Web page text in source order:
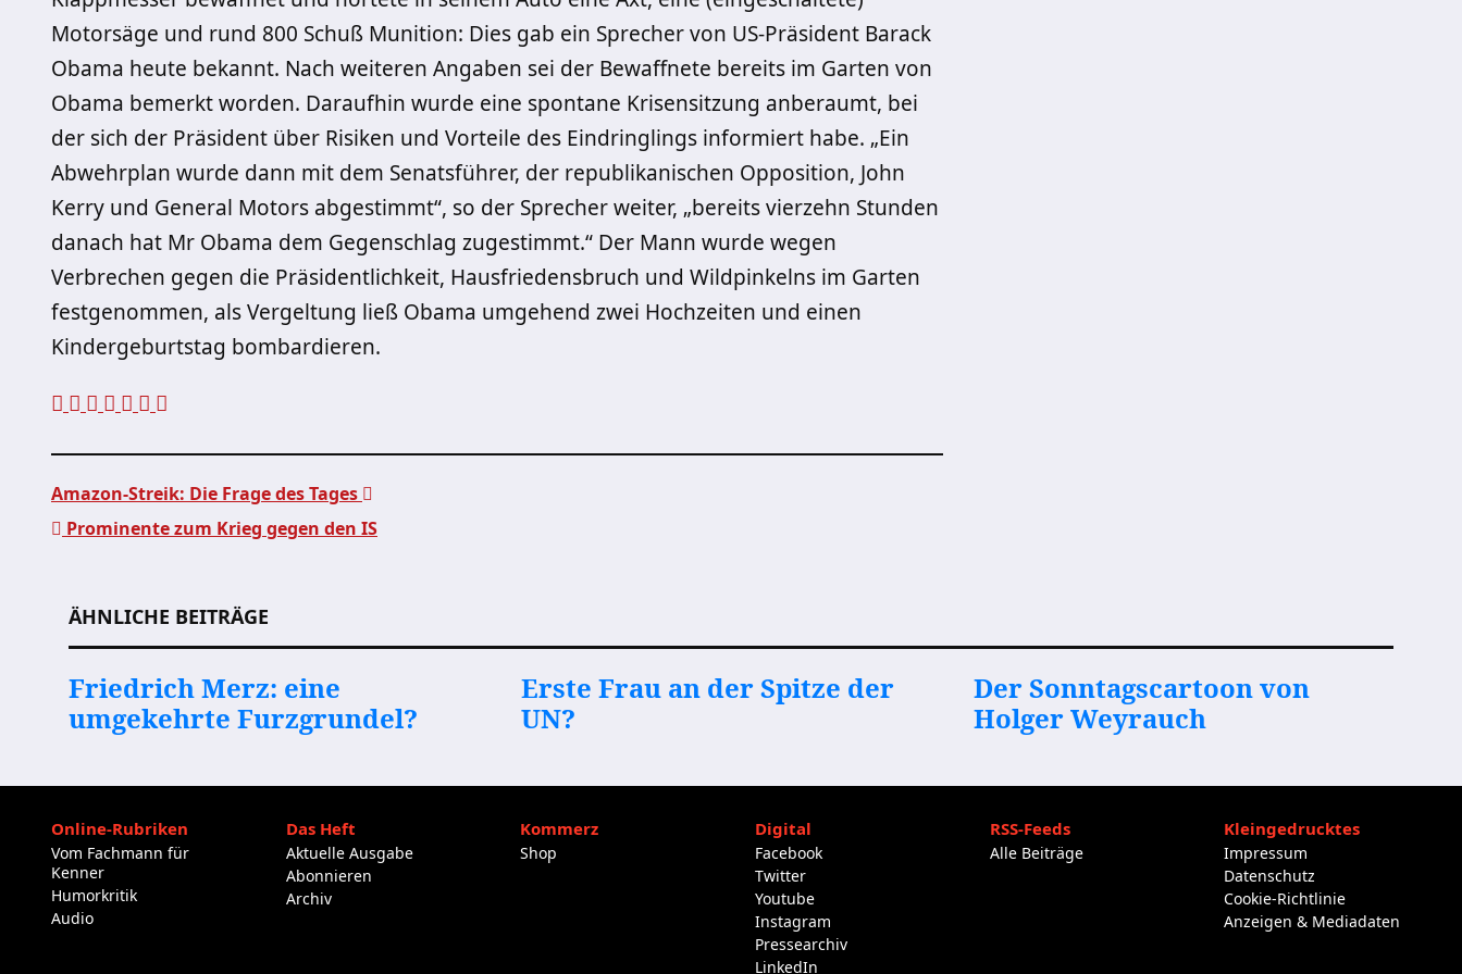
Motorsäge und rund 800 Schuß Munition: Dies gab ein Sprecher von US-Präsident Barack
Obama heute bekannt. Nach weiteren Angaben sei der Bewaffnete bereits im Garten von
Obama bemerkt worden. Daraufhin wurde eine spontane Krisensitzung anberaumt, bei
der sich der Präsident über Risiken und Vorteile des Eindringlings informiert habe. „Ein
Abwehrplan wurde dann mit dem Senatsführer, der republikanischen Opposition, John
Kerry und General Motors abgestimmt“, so der Sprecher weiter, „bereits vierzehn Stunden
danach hat Mr Obama dem Gegenschlag zugestimmt.“ Der Mann wurde wegen
Verbrechen gegen die Präsidentlichkeit, Hausfriedensbruch und Wildpinkelns im Garten
festgenommen, als Vergeltung ließ Obama umgehend zwei Hochzeiten und einen
Kindergeburtstag bombardieren.
Amazon-Streik: Die Frage des Tages
Prominente zum Krieg gegen den IS
ÄHNLICHE BEITRÄGE
Friedrich Merz: eine
umgekehrte Furzgrundel?
Erste Frau an der Spitze der
UN?
Der Sonntagscartoon von
Holger Weyrauch
Online-Rubriken
Vom Fachmann für
Kenner
Humorkritik
Audio
Das Heft
Aktuelle Ausgabe
Abonnieren
Archiv
Kommerz
Shop
Digital
Facebook
Twitter
Youtube
Instagram
Pressearchiv
LinkedIn
RSS-Feeds
Alle Beiträge
Kleingedrucktes
Impressum
Datenschutz
Cookie-Richtlinie
Anzeigen & Mediadaten